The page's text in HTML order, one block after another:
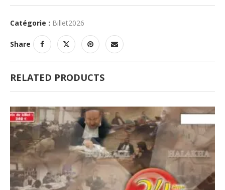
Catégorie : Billet2026
Share
RELATED PRODUCTS